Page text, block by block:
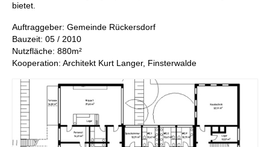
bietet.
Auftraggeber: Gemeinde Rückersdorf
Bauzeit: 05 / 2010
Nutzfläche: 880m²
Kooperation: Architekt Kurt Langer, Finsterwalde